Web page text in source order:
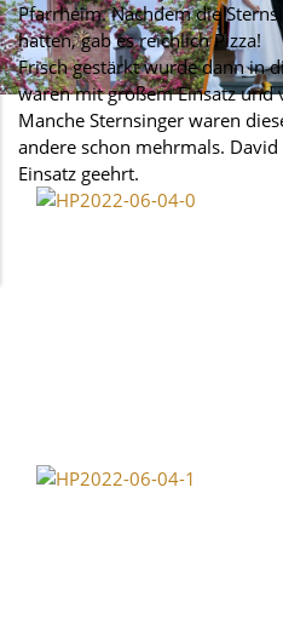
Pfarrheim. Nachdem die
hatten, gab es reichlich Pizza!
Frisch gestärkt wurde dann in
waren mit großem Einsatz und
Manche Sternsinger waren
andere schon mehrmals.
Einsatz geehrt.